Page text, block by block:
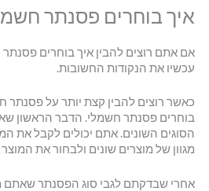
איך בוחרים פסנתר
אם אתם רוצים להבין איך בוחרים
עכשיו את הנקודות החשובות.
כאשר רוצים להבין קצת יותר על פסנתר
בוחרים פסנתר חשמלי. הדבר הראשון
הסוגים השונים. אתם יכולים לקבל את
מגוון של מוצרים שונים ולבחור את
אחרי שבדקתם לגבי סוג הפסנתר שאתם